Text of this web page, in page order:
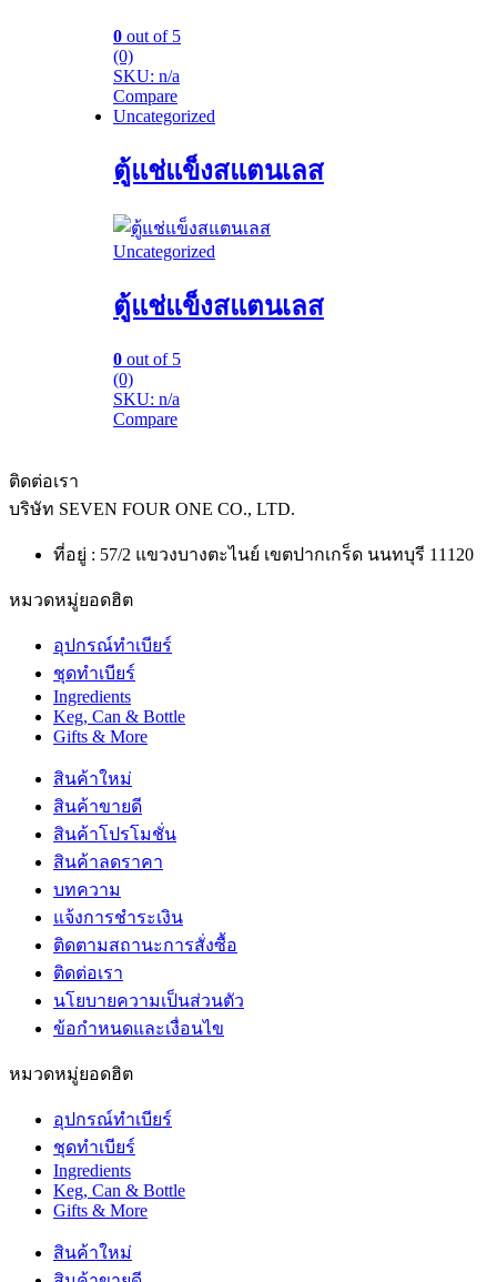
0 out of 5
(0)
SKU: n/a
Compare
Uncategorized
ตู้แช่แข็งสแตนเลส
Uncategorized
ตู้แช่แข็งสแตนเลส
0 out of 5
(0)
SKU: n/a
Compare
ติดต่อเรา
บริษัท SEVEN FOUR ONE CO., LTD.
ที่อยู่ : 57/2 แขวงบางตะไนย์ เขตปากเกร็ด นนทบุรี 11120
หมวดหมู่ยอดฮิต
อุปกรณ์ทำเบียร์
ชุดทำเบียร์
Ingredients
Keg, Can & Bottle
Gifts & More
สินค้าใหม่
สินค้าขายดี
สินค้าโปรโมชั่น
สินค้าลดราคา
บทความ
แจ้งการชำระเงิน
ติดตามสถานะการสั่งซื้อ
ติดต่อเรา
นโยบายความเป็นส่วนตัว
ข้อกำหนดและเงื่อนไข
หมวดหมู่ยอดฮิต
อุปกรณ์ทำเบียร์
ชุดทำเบียร์
Ingredients
Keg, Can & Bottle
Gifts & More
สินค้าใหม่